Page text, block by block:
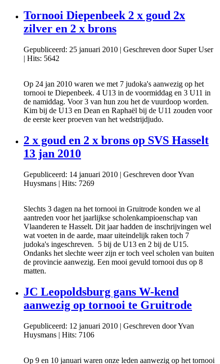
Tornooi Diepenbeek 2 x goud 2x
zilver en 2 x brons
Gepubliceerd: 25 januari 2010 | Geschreven door Super User
| Hits: 5642
Op 24 jan 2010 waren we met 7 judoka's aanwezig op het
tornooi te Diepenbeek. 4 U13 in de voormiddag en 3 U11 in
de namiddag. Voor 3 van hun zou het de vuurdoop worden.
Kim bij de U13 en Dean en Raphaël bij de U11 zouden voor
de eerste keer proeven van het wedstrijdjudo.
2 x goud en 2 x brons op SVS Hasselt
13 jan 2010
Gepubliceerd: 14 januari 2010 | Geschreven door Yvan
Huysmans | Hits: 7269
Slechts 3 dagen na het tornooi in Gruitrode konden we al
aantreden voor het jaarlijkse scholenkampioenschap van
Vlaanderen te Hasselt. Dit jaar hadden de inschrijvingen wel
wat voeten in de aarde, maar uiteindelijk raken toch 7
judoka's ingeschreven. 5 bij de U13 en 2 bij de U15.
Ondanks het slechte weer zijn er toch veel scholen van buiten
de provincie aanwezig. Een mooi gevuld tornooi dus op 8
matten.
JC Leopoldsburg gans W-kend
aanwezig op tornooi te Gruitrode
Gepubliceerd: 12 januari 2010 | Geschreven door Yvan
Huysmans | Hits: 7106
Op 9 en 10 januari waren onze leden aanwezig op het tornooi